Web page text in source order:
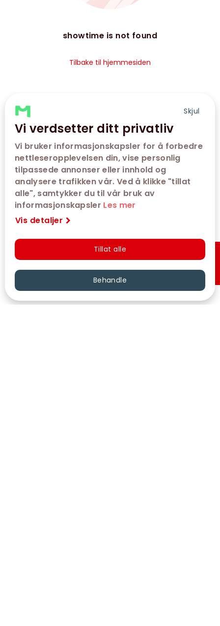
Skjul
Vi verdsetter ditt privatliv
Vi bruker informasjonskapsler for å forbedre
nettleseropplevelsen din, vise personlig
tilpassede annonser eller innhold og
analysere trafikken vår. Ved å klikke "tillat
alle", samtykker du til vår bruk av
informasjonskapsler Les mer
Vis detaljer
Tillat alle
Behandle
showtime is not found
Tilbake til hjemmesiden
Hurtigkjøp